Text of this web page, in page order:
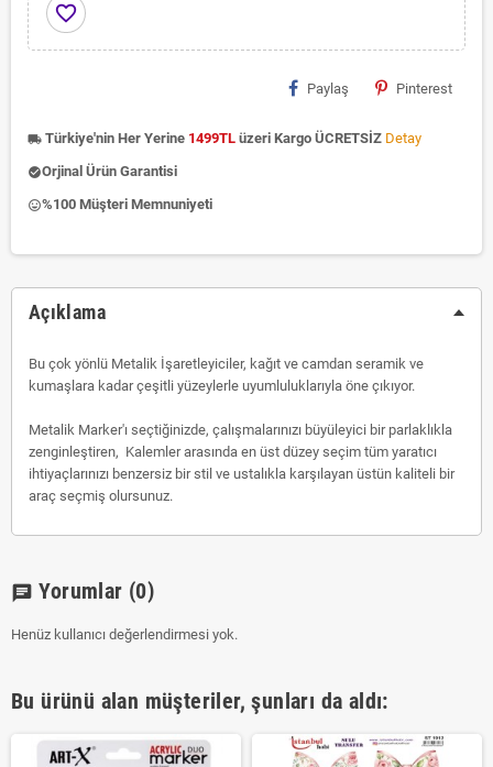
favorite_border
Paylaş Pinterest
local_shipping Türkiye'nin Her Yerine 1499TL üzeri Kargo ÜCRETSİZ Detay
check_circleOrjinal Ürün Garantisi
insert_emoticon%100 Müşteri Memnuniyeti
Açıklama
Bu çok yönlü Metalik İşaretleyiciler, kağıt ve camdan seramik ve
kumaşlara kadar çeşitli yüzeylerle uyumluluklarıyla öne çıkıyor.
Metalik Marker'ı seçtiğinizde, çalışmalarınızı büyüleyici bir parlaklıkla
zenginleştiren, Kalemler arasında en üst düzey seçim tüm yaratıcı
ihtiyaçlarınızı benzersiz bir stil ve ustalıkla karşılayan üstün kaliteli bir
araç seçmiş olursunuz.
chat Yorumlar (0)
Henüz kullanıcı değerlendirmesi yok.
Bu ürünü alan müşteriler, şunları da aldı: